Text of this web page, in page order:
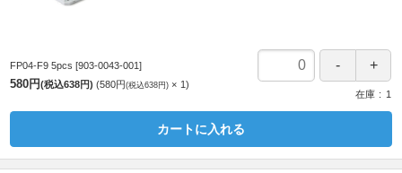
FP04-F9 5pcs [903-0043-001]
580円(税込638円) 580円(税込638円)
1
在庫
1
カートに入れる